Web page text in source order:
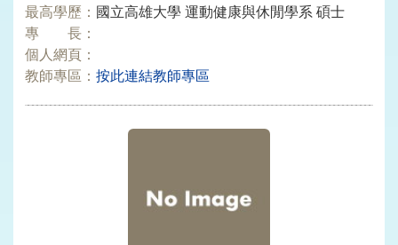
最高學歷： 國立高雄大學 運動健康與休閒學系 碩士
專 長：
個人網頁：
教師專區： 按此連結教師專區